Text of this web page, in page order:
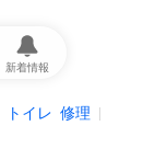
新着情報
トイレ 修理